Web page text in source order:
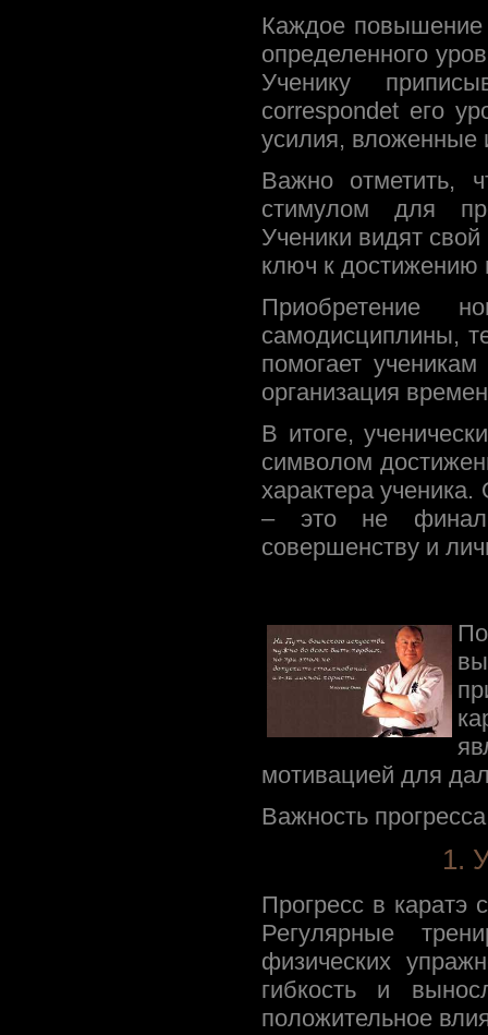
Каждое повышение
определенного
Ученику
correspondet его
усилия, вложенные
Важно отметить,
стимулом для
Ученики видят свой
ключ к достижению
Приобретение
самодисциплины,
помогает
организация
В итоге,
символом
характера
– это не
совершенству и
мотивацией для
Важность
1.
Прогресс в каратэ
Регулярные
физических
гибкость и
положительное